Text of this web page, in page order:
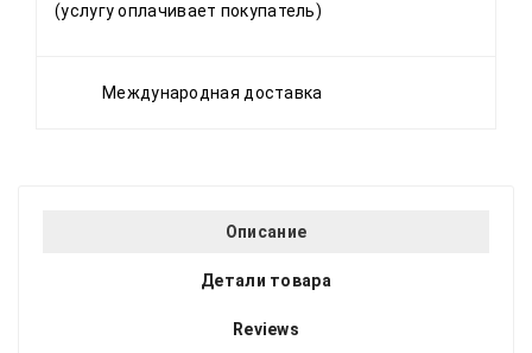
(услугу оплачивает покупатель)
Международная доставка
Описание
Детали товара
Reviews